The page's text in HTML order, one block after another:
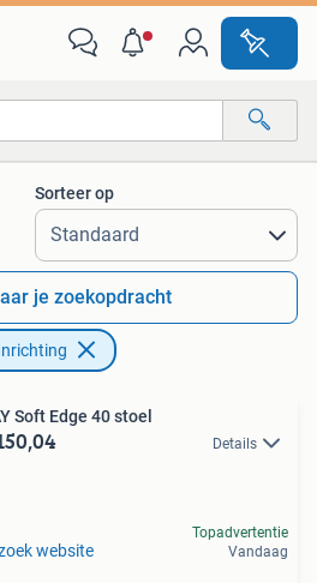
afstanden…
Sorteer op
je zoekopdracht
Soft Edge 40 stoel
Details
website
Topadvertentie
Vandaag